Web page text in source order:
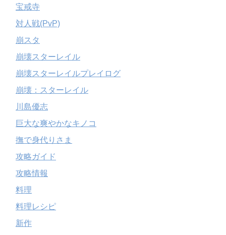
宝戒寺
対人戦(PvP)
崩スタ
崩壊スターレイル
崩壊スターレイルプレイログ
崩壊：スターレイル
川島優志
巨大な爽やかなキノコ
撫で身代りさま
攻略ガイド
攻略情報
料理
料理レシピ
新作